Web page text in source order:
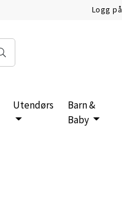
Logg på
Utendørs
Barn &
Baby